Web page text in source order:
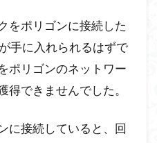
をポリゴンに接続した
手に入れられるはずで
ポリゴンのネットワー
得できませんでした。
に接続していると、回